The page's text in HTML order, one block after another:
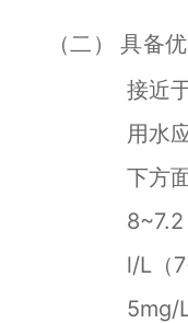
（二）具备
接近
用水
下方
8~7.2
l/L（
5mg/